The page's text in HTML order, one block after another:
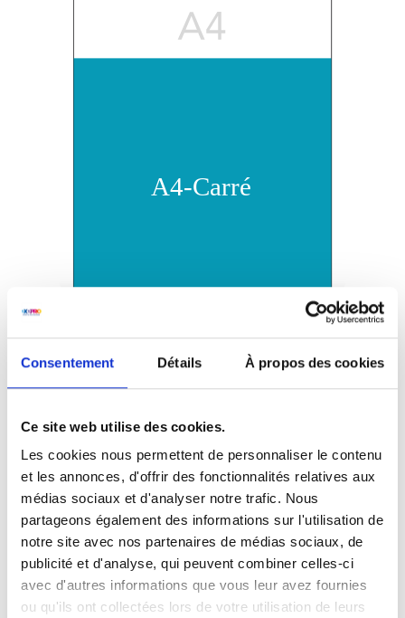
Consentement Détails À propos des cookies
Ce site web utilise des cookies.
Les cookies nous permettent de personnaliser le contenu
et les annonces, d'offrir des fonctionnalités relatives aux
médias sociaux et d'analyser notre trafic. Nous
partageons également des informations sur l'utilisation de
notre site avec nos partenaires de médias sociaux, de
publicité et d'analyse, qui peuvent combiner celles-ci
avec d'autres informations que vous leur avez fournies
ou qu'ils ont collectées lors de votre utilisation de leurs
A4-Carré: